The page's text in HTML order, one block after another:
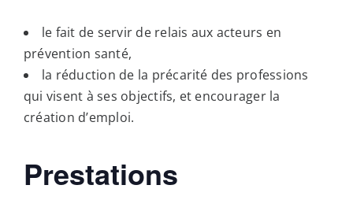
le fait de servir de relais aux acteurs en
prévention santé,
la réduction de la précarité des professions
qui visent à ses objectifs, et encourager la
création d’emploi.
Prestations